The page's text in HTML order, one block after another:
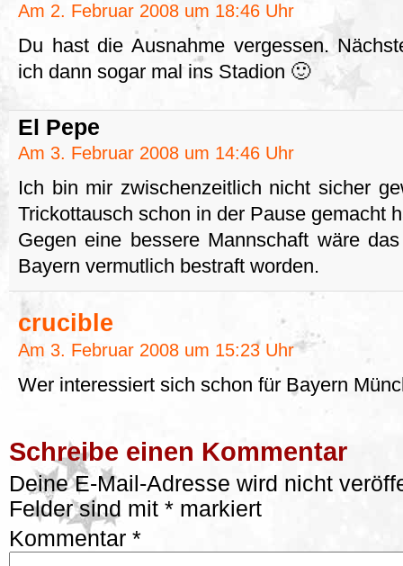
Am 2. Februar 2008 um 18:46 Uhr
Du hast die Ausnahme vergessen.
ich dann sogar mal ins Stadion 🙂
El Pepe
Am 3. Februar 2008 um 14:46 Uhr
Ich bin mir zwischenzeitlich nicht sicher
Trickottausch schon in der Pause gemacht
Gegen eine bessere Mannschaft wäre
Bayern vermutlich bestraft worden.
crucible
Am 3. Februar 2008 um 15:23 Uhr
Wer interessiert sich schon für Bayern
Schreibe einen Kommentar
Deine E-Mail-Adresse wird nicht
Felder sind mit * markiert
Kommentar *